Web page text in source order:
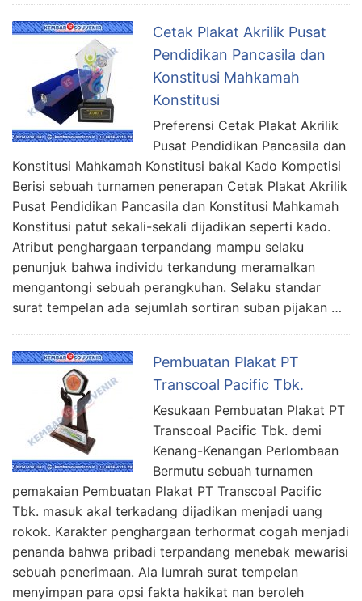
Cetak Plakat Akrilik Pusat
Pendidikan Pancasila dan
Konstitusi Mahkamah
Konstitusi
Preferensi Cetak Plakat Akrilik
Pusat Pendidikan Pancasila dan
Konstitusi Mahkamah Konstitusi bakal Kado Kompetisi
Berisi sebuah turnamen penerapan Cetak Plakat Akrilik
Pusat Pendidikan Pancasila dan Konstitusi Mahkamah
Konstitusi patut sekali-sekali dijadikan seperti kado.
Atribut penghargaan terpandang mampu selaku
penunjuk bahwa individu terkandung meramalkan
mengantongi sebuah perangkuhan. Selaku standar
surat tempelan ada sejumlah sortiran suban pijakan …
Pembuatan Plakat PT
Transcoal Pacific Tbk.
Kesukaan Pembuatan Plakat PT
Transcoal Pacific Tbk. demi
Kenang-Kenangan Perlombaan
Bermutu sebuah turnamen
pemakaian Pembuatan Plakat PT Transcoal Pacific
Tbk. masuk akal terkadang dijadikan menjadi uang
rokok. Karakter penghargaan terhormat cogah menjadi
penanda bahwa pribadi terpandang menebak mewarisi
sebuah penerimaan. Ala lumrah surat tempelan
menyimpan para opsi fakta hakikat nan beroleh